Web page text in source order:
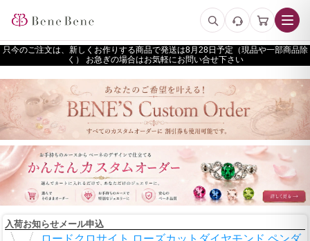
只今のご注文は、新しくお作りする商品で発送は
予定（現品や一部商品除
く） お急ぎの場合はお気軽にお問い合せ下さい
入荷お知らせメール申込
ロードクロサイト ローズカットダイヤモンド ペンダ